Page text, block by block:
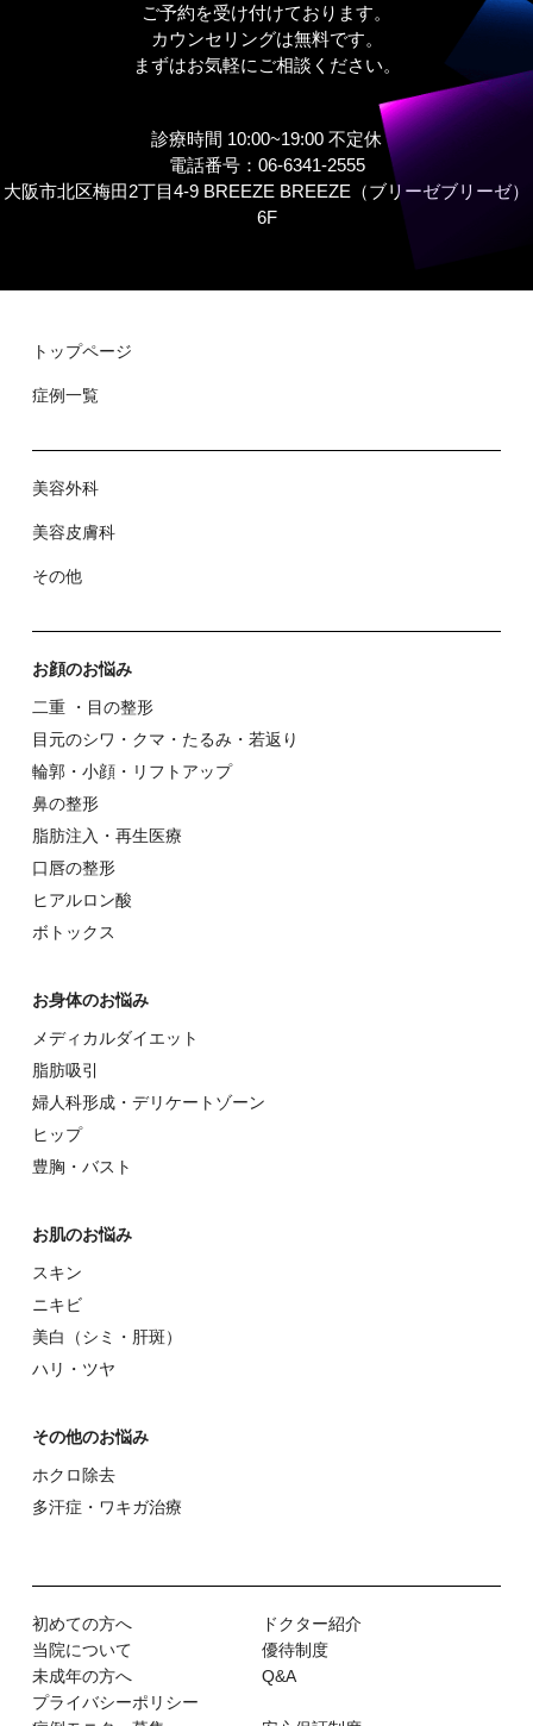
ご予約を受け付けております。
カウンセリングは無料です。
まずはお気軽にご相談ください。
診療時間 10:00~19:00 不定休
電話番号：06-6341-2555
大阪市北区梅田2丁目4-9 BREEZE BREEZE（ブリーゼブリーゼ）
6F
トップページ
症例⼀覧
美容外科
美容⽪膚科
その他
お顔のお悩み
⼆重 ・⽬の整形
⽬元のシワ・クマ・たるみ・若返り
輪郭・⼩顔・リフトアップ
⿐の整形
脂肪注入・再生医療
⼝唇の整形
ヒアルロン酸
ボトックス
お⾝体のお悩み
メディカルダイエット
脂肪吸引
婦⼈科形成・デリケートゾーン
ヒップ
豊胸・バスト
お肌のお悩み
スキン
ニキビ
美⽩（シミ・肝斑）
ハリ・ツヤ
その他のお悩み
ホクロ除去
多汗症・ワキガ治療
初めての⽅へ
ドクター紹介
当院について
優待制度
未成年の方へ
Q&A
プライバシーポリシー